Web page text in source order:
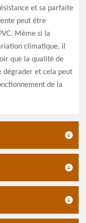
et sa parfaite
peut être
Même si la
climatique, il
que la qualité de
dégrader et cela peut
de la